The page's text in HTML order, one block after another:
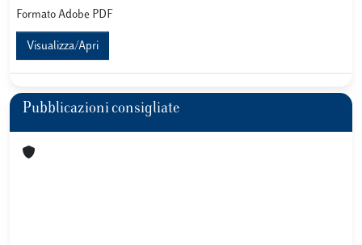
Formato Adobe PDF
Visualizza/Apri
Pubblicazioni consigliate